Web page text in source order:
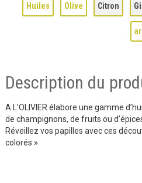
Huiles Olive Citron
Description du
A L’OLIVIER élabore une gamme
de champignons, de fruits ou
Réveillez vos papilles avec ces
colorés »